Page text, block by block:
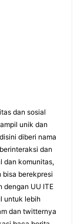
dan sosial
unik dan
diberi nama
dan
dan komunitas,
bisa berekpresi
dengan UU ITE
untuk lebih
dan twitternya